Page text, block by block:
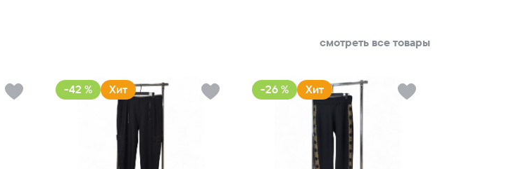
смотреть все товары
-42 % Хит -26 % Хит